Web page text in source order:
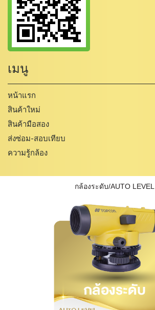
เมนู
หน้าแรก
สินค้าใหม่
สินค้ามือสอง
ส่งซ่อม-สอบเทียบ
ความรู้กล้อง
กล้องระดับ/AUTO LEVEL